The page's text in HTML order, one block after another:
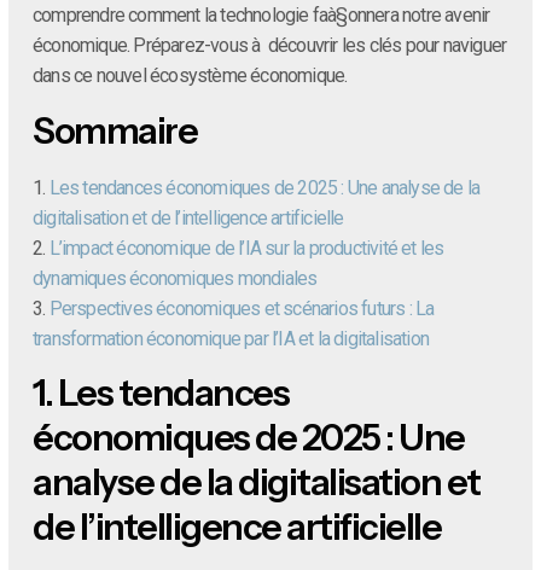
comprendre comment la technologie faà§onnera notre avenir
économique. Préparez-vous à découvrir les clés pour naviguer
dans ce nouvel écosystème économique.
Sommaire
1. Les tendances économiques de 2025 : Une analyse de la
digitalisation et de l’intelligence artificielle
2. L’impact économique de l’IA sur la productivité et les
dynamiques économiques mondiales
3. Perspectives économiques et scénarios futurs : La
transformation économique par l’IA et la digitalisation
1.Les tendances
économiques de 2025 : Une
analyse de la digitalisation et
de l’intelligence artificielle